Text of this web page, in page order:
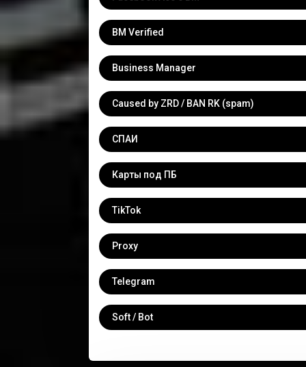
BM Verified
Business Manager
Caused by ZRD / BAN RK (spam)
СПАИ
Карты под ПБ
TikTok
Proxy
Telegram
Soft / Bot